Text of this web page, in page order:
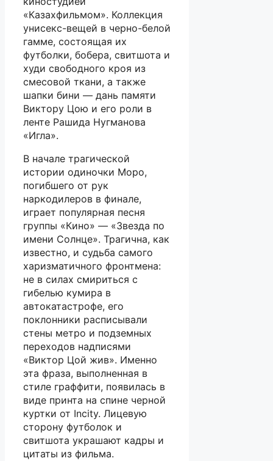
«Казахфильмом». Коллекция
унисекс-вещей в черно-белой
гамме, состоящая их
футболки, бобера, свитшота и
худи свободного кроя из
смесовой ткани, а также
шапки бини — дань памяти
Виктору Цою и его роли в
ленте Рашида Нугманова
«Игла».
В начале трагической
истории одиночки Моро,
погибшего от рук
наркодилеров в финале,
играет популярная песня
группы «Кино» — «Звезда по
имени Солнце». Трагична, как
известно, и судьба самого
харизматичного фронтмена:
не в силах смириться с
гибелью кумира в
автокатастрофе, его
поклонники расписывали
стены метро и подземных
переходов надписями
«Виктор Цой жив». Именно
эта фраза, выполненная в
стиле граффити, появилась в
виде принта на спине черной
куртки от Incity. Лицевую
сторону футболок и
свитшота украшают кадры и
цитаты из фильма.